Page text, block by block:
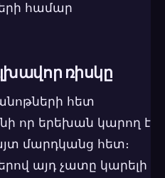
համար
ռիսկը
հետ
որ երեխան կարող է
մարդկանց հետ։
այդ չատը կարելի